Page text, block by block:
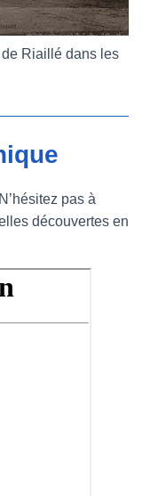
Riaillé dans les
pas à
découvertes en